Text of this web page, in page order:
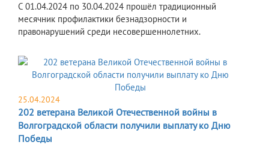
С 01.04.2024 по 30.04.2024 прошёл традиционный
месячник профилактики безнадзорности и
правонарушений среди несовершеннолетних.
25.04.2024
202 ветерана Великой Отечественной войны в
Волгоградской области получили выплату ко Дню
Победы